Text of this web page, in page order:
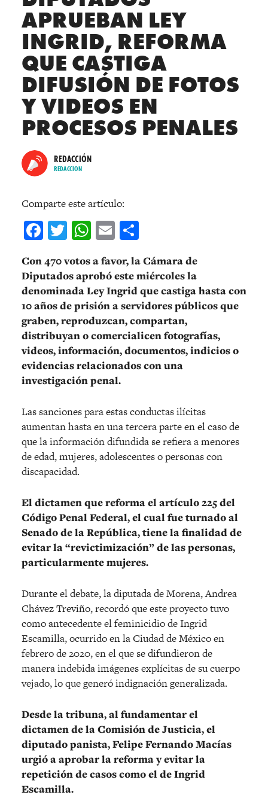
APRUEBAN LEY
INGRID, REFORMA
QUE CASTIGA
DIFUSIÓN DE FOTOS
Y VIDEOS EN
PROCESOS PENALES
REDACCIÓN
REDACCION
Comparte este artículo:
Facebook
Twitter
WhatsApp
Email
Con 470 votos a favor, la Cámara de
Diputados aprobó este miércoles la
denominada Ley Ingrid que castiga hasta con
10 años de prisión a servidores públicos que
graben, reproduzcan, compartan,
distribuyan o comercialicen fotografías,
videos, información, documentos, indicios o
evidencias relacionados con una
investigación penal.
Las sanciones para estas conductas ilícitas
aumentan hasta en una tercera parte en el caso de
que la información difundida se refiera a menores
de edad, mujeres, adolescentes o personas con
discapacidad.
El dictamen que reforma el artículo 225 del
Código Penal Federal, el cual fue turnado al
Senado de la República, tiene la finalidad de
evitar la “revictimización” de las personas,
particularmente mujeres.
Durante el debate, la diputada de Morena, Andrea
Chávez Treviño, recordó que este proyecto tuvo
como antecedente el feminicidio de Ingrid
Escamilla, ocurrido en la Ciudad de México en
febrero de 2020, en el que se difundieron de
manera indebida imágenes explícitas de su cuerpo
vejado, lo que generó indignación generalizada.
Desde la tribuna, al fundamentar el
dictamen de la Comisión de Justicia, el
diputado panista, Felipe Fernando Macías
urgió a aprobar la reforma y evitar la
repetición de casos como el de Ingrid
Escamilla.